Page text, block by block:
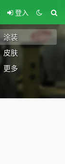
登入
涂装
皮肤
更多